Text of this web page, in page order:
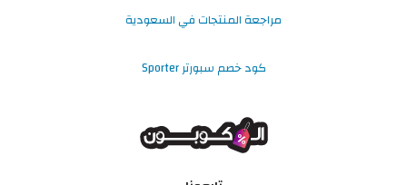
مراجعة المنتجات في السعودية
كود خصم سبورتر Sporter